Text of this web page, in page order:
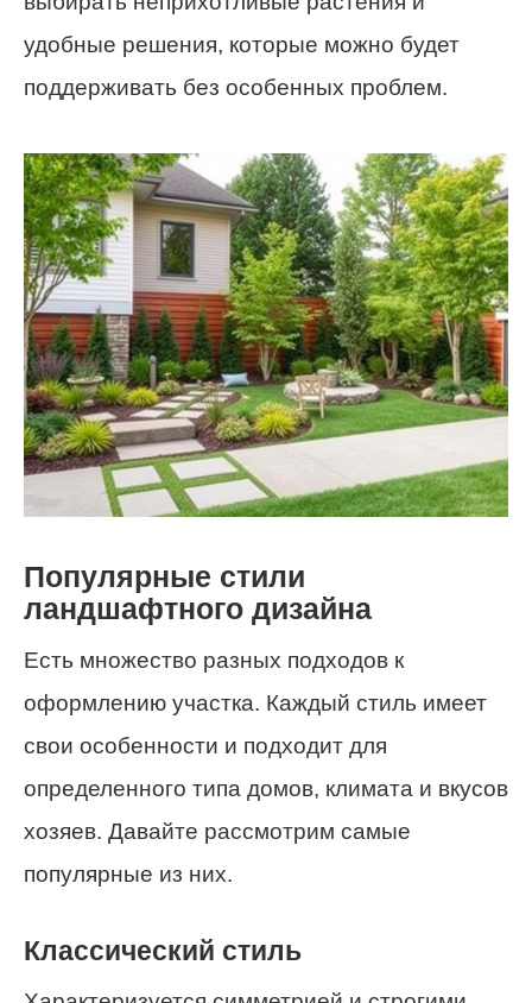
удобные решения, которые можно будет
поддерживать без особенных проблем.
Популярные стили
ландшафтного дизайна
Есть множество разных подходов к
оформлению участка. Каждый стиль имеет
свои особенности и подходит для
определенного типа домов, климата и вкусов
хозяев. Давайте рассмотрим самые
популярные из них.
Классический стиль